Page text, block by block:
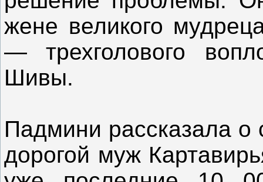
жене великого
— трехголового
Шивы.
Падмини рассказала о
дорогой муж